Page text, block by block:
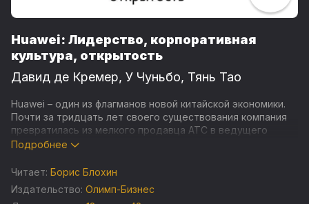
Huawei: Лидерство, корпоративная
культура, открытость
Давид де Кремер, У Чуньбо, Тянь Тао
Huawei – один из флагманов новой китайской экономики.
Почти за тридцать лет своего существования компания
превратилась из мелкого продавца АТС в ведущего
разработчика инновационных решений в сфере
компании открыты в 170 странах мира, а ее продукцией
Huawei – единственная из частных китайских компаний,
Подробнее
Читает: Борис Блохин
Издательство: Олимп-Бизнес